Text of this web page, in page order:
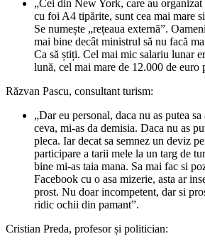
„Cei din New York, care au organizat
cu foi A4 tipărite, sunt cea mai mare
Se numește „rețeaua externă”.
mai bine decât ministrul să nu facă
Ca să știți. Cel mai mic salariu lunar
lună, cel mai mare de 12.000 de euro
Răzvan Pascu, consultant turism:
„Dar eu personal, daca nu as putea
ceva, mi-as da demisia. Daca nu as
pleca. Iar decat sa semnez un deviz
participare a tarii mele la un targ de
bine mi-as taia mana. Sa mai fac si
Facebook cu o asa mizerie, asta ar
prost. Nu doar incompetent, dar si
ridic ochii din pamant”.
Cristian Preda, profesor și politician: